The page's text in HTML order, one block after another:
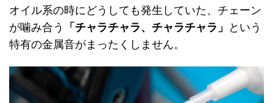
オイル系の時にどうしても発生していた、チェーン
が噛み合う
「チャラチャラ、チャラチャラ」
という
特有の金属音がまったくしません。